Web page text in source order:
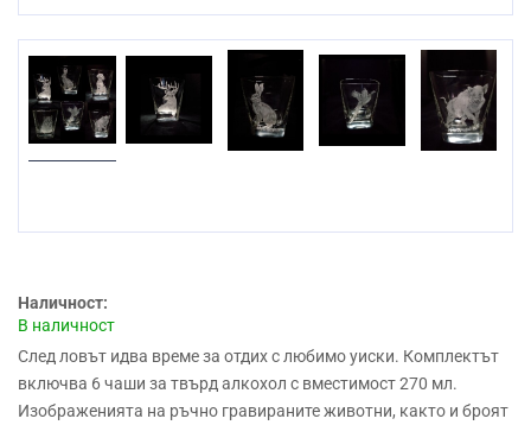
Prev
Наличност:
В наличност
След ловът идва време за отдих с любимо уиски. Комплектът
включва 6 чаши за твърд алкохол с вместимост 270 мл.
Изображенията на ръчно гравираните животни, както и броят